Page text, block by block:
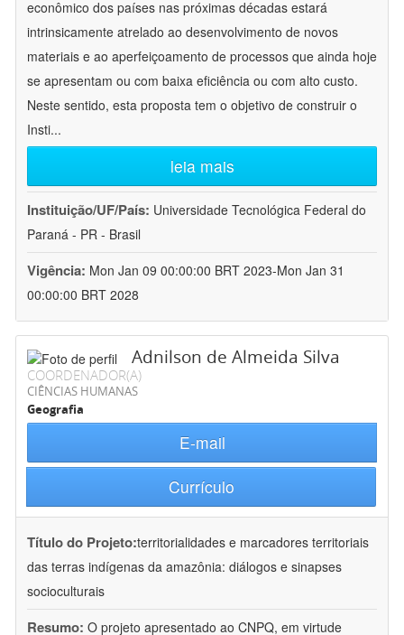
econômico dos países nas próximas décadas estará
intrinsicamente atrelado ao desenvolvimento de novos
materiais e ao aperfeiçoamento de processos que ainda hoje
se apresentam ou com baixa eficiência ou com alto custo.
Neste sentido, esta proposta tem o objetivo de construir o
Insti...
leia mais
Instituição/UF/País: Universidade Tecnológica Federal do
Paraná - PR - Brasil
Vigência: Mon Jan 09 00:00:00 BRT 2023-Mon Jan 31
00:00:00 BRT 2028
Adnilson de Almeida Silva
COORDENADOR(A)
CIÊNCIAS HUMANAS
Geografia
E-mail
Currículo
Título do Projeto:territorialidades e marcadores territoriais
das terras indígenas da amazônia: diálogos e sinapses
socioculturais
Resumo: O projeto apresentado ao CNPQ, em virtude